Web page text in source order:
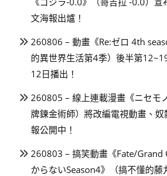
文海報出爐！
260806 – 動畫《Re:ゼロ 4th
的異世界生活第4季）後半第
12日播出！
260805 – 線上連載漫畫《ニセモ
牌鍊金術師）將改編電視動畫、
報公開中！
260803 – 搞笑動畫《Fate/Grand
からないSeason4》（搞不懂的藤